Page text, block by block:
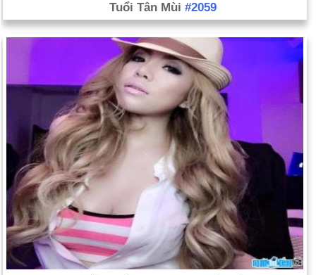
Tuổi Tân Mùi #2059